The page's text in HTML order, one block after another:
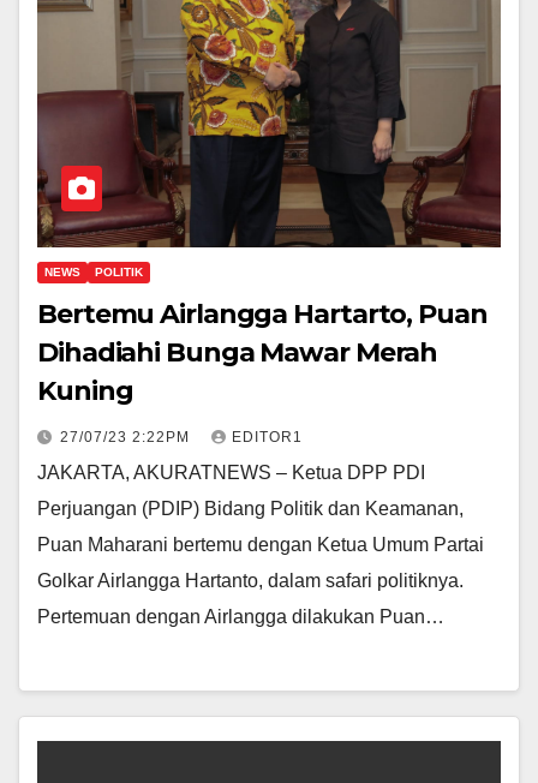
NEWS POLITIK
Bertemu Airlangga Hartarto, Puan
Dihadiahi Bunga Mawar Merah
Kuning
27/07/23 2:22PM EDITOR1
JAKARTA, AKURATNEWS – Ketua DPP PDI
Perjuangan (PDIP) Bidang Politik dan Keamanan,
Puan Maharani bertemu dengan Ketua Umum Partai
Golkar Airlangga Hartanto, dalam safari politiknya.
Pertemuan dengan Airlangga dilakukan Puan…